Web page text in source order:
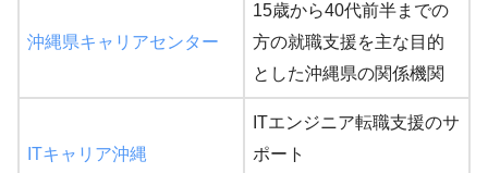
沖縄県キャリアセンター
15歳から40代前半までの
方の就職支援を主な目的
とした沖縄県の関係機関
ITキャリア沖縄
ITエンジニア転職支援のサ
ポート